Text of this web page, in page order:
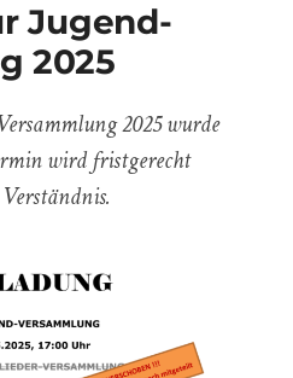
Jugend-
2025
2025 wurde
wird fristgerecht